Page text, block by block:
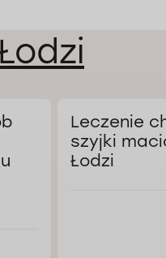
Leczenie
szyjki
Łodzi